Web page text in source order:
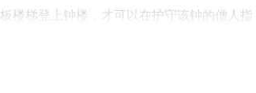
楼梯登上钟楼，才可以在护守该钟的僧人指